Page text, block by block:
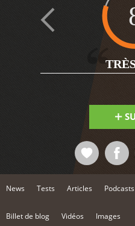
News Tests Articles Podcasts
Billet de blog Vidéos Images